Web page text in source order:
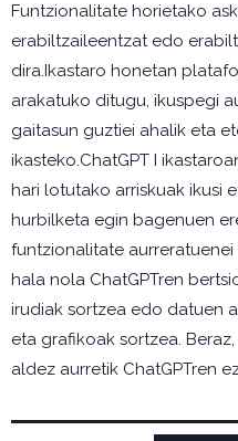
Funtzionalitate horietako
erabiltzaileentzat edo
dira.Ikastaro honetan
arakatuko ditugu, ikuspegi
gaitasun guztiei ahalik eta
ikasteko.ChatGPT I
hari lotutako arriskuak ikusi
hurbilketa egin bagenuen
funtzionalitate
hala nola ChatGPTren
irudiak sortzea edo datuen
eta grafikoak sortzea.
aldez aurretik ChatGPTren